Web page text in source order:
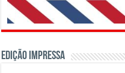
Edição Impressa